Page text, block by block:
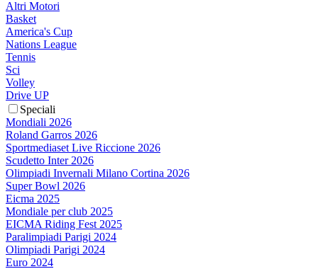
Altri Motori
Basket
America's Cup
Nations League
Tennis
Sci
Volley
Drive UP
Speciali
Mondiali 2026
Roland Garros 2026
Sportmediaset Live Riccione 2026
Scudetto Inter 2026
Olimpiadi Invernali Milano Cortina 2026
Super Bowl 2026
Eicma 2025
Mondiale per club 2025
EICMA Riding Fest 2025
Paralimpiadi Parigi 2024
Olimpiadi Parigi 2024
Euro 2024